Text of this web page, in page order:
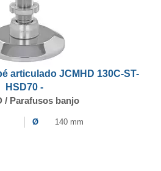
articulado JCMHD 130C-ST-
HSD70 -
/ Parafusos banjo
Ø 140 mm